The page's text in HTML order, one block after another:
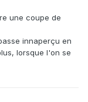
une coupe de
innaperçu en
lorsque l'on se